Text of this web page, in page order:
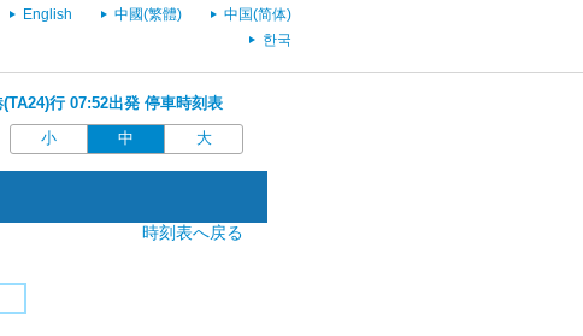
English 中國(繁體)
中国(简体)
한국
行 07:52出発 停車時刻表
小 中 大
時刻表へ戻る